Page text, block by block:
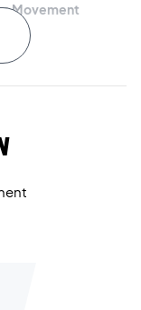
Movement